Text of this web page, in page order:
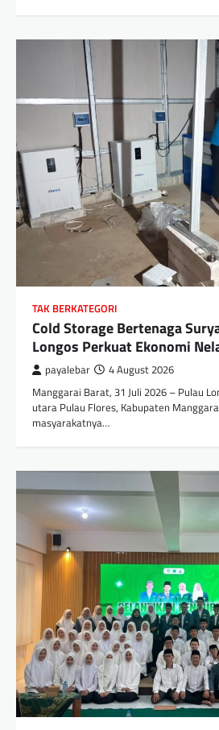
TAK BERKATEGORI
Cold Storage Bertenaga
Longos Perkuat Ekonomi
payalebar 4 August 2026
Manggarai Barat, 31 Juli 2026 – Pulau
utara Pulau Flores, Kabupaten
masyarakatnya…